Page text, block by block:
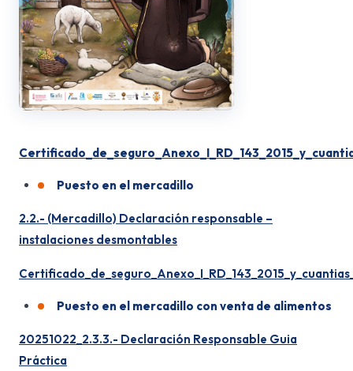
Puesto en el mercadillo
2.2.- (Mercadillo) Declaración responsable –
instalaciones desmontables
Puesto en el mercadillo con venta de alimentos
20251022_2.3.3.- Declaración Responsable Guia
Práctica